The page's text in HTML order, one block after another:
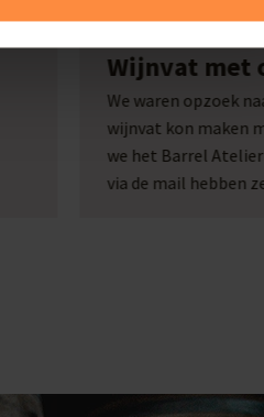
Wijnvat met
We waren opzoek
wijnvat kon maken
we het Barrel
via de mail hebben